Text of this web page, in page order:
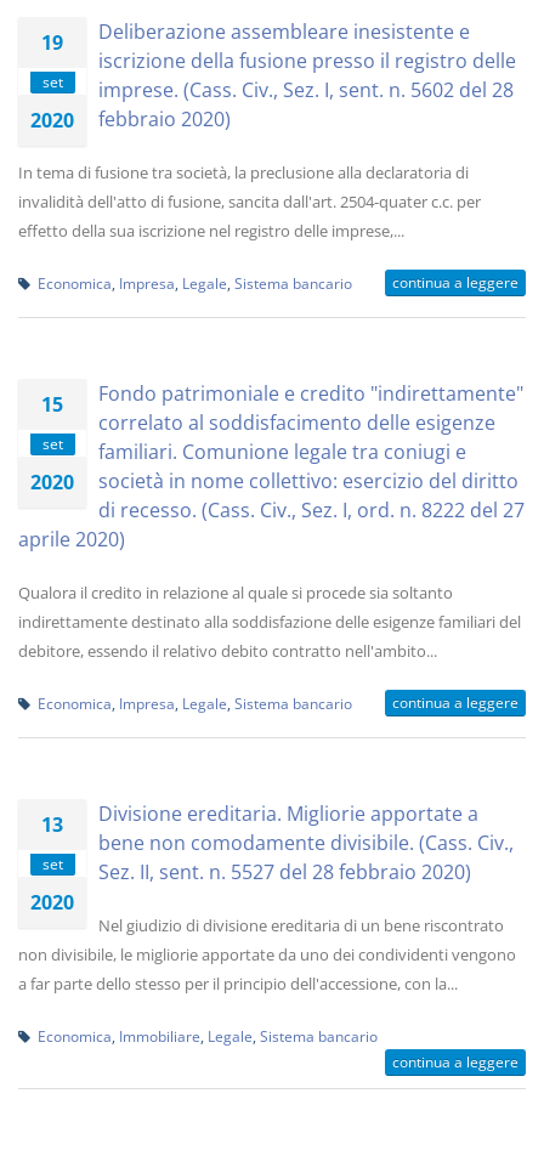
19
set
2020
Deliberazione assembleare inesistente e
iscrizione della fusione presso il registro delle
imprese. (Cass. Civ., Sez. I, sent. n. 5602 del 28
febbraio 2020)
In tema di fusione tra società, la preclusione alla declaratoria di
invalidità dell'atto di fusione, sancita dall'art. 2504-quater c.c. per
effetto della sua iscrizione nel registro delle imprese,...
Economica Impresa Legale Sistema bancario continua a leggere
15
set
2020
Fondo patrimoniale e credito "indirettamente"
correlato al soddisfacimento delle esigenze
familiari. Comunione legale tra coniugi e
società in nome collettivo: esercizio del diritto
di recesso. (Cass. Civ., Sez. I, ord. n. 8222 del 27
aprile 2020)
Qualora il credito in relazione al quale si procede sia soltanto
indirettamente destinato alla soddisfazione delle esigenze familiari del
debitore, essendo il relativo debito contratto nell'ambito...
Economica Impresa Legale Sistema bancario continua a leggere
13
set
2020
Divisione ereditaria. Migliorie apportate a
bene non comodamente divisibile. (Cass. Civ.,
Sez. II, sent. n. 5527 del 28 febbraio 2020)
Nel giudizio di divisione ereditaria di un bene riscontrato
non divisibile, le migliorie apportate da uno dei condividenti vengono
a far parte dello stesso per il principio dell'accessione, con la...
Economica Immobiliare Legale Sistema bancario
continua a leggere